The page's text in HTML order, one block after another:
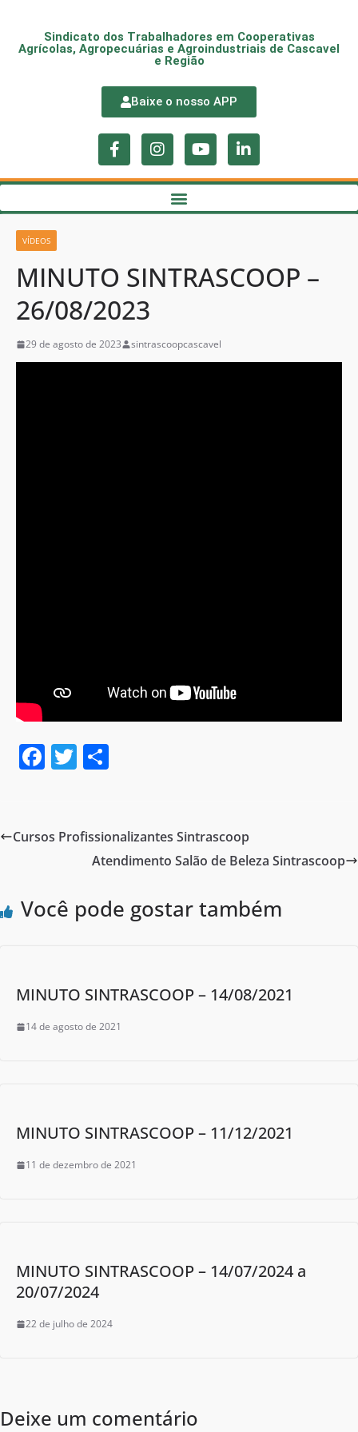
Sindicato dos Trabalhadores em Cooperativas
Agrícolas, Agropecuárias e Agroindustriais de Cascavel
e Região
Baixe o nosso APP
VÍDEOS
MINUTO SINTRASCOOP –
26/08/2023
29 de agosto de 2023 sintrascoopcascavel
F
e
o
T
er e
Cursos Profissionalizantes Sintrascoop
Atendimento Salão de Beleza Sintrascoop
Você pode gostar também
MINUTO SINTRASCOOP – 14/08/2021
14 de agosto de 2021
MINUTO SINTRASCOOP – 11/12/2021
11 de dezembro de 2021
MINUTO SINTRASCOOP – 14/07/2024 a
20/07/2024
22 de julho de 2024
Deixe um comentário